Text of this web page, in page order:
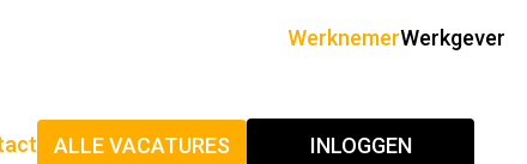
WerknemerWerkgever
ALLE VACATURES INLOGGEN